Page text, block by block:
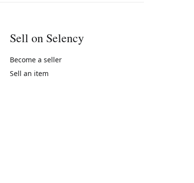
Sell on Selency
Become a seller
Sell an item